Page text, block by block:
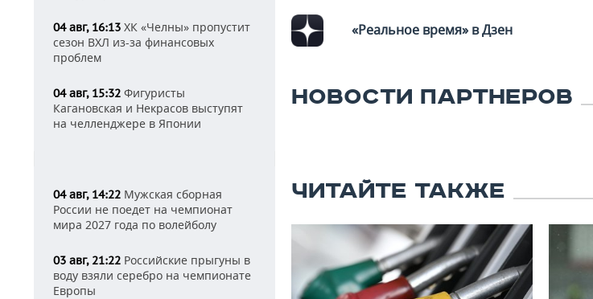
04 авг, 16:13 ХК «Челны» пропустит
сезон ВХЛ из-за финансовых
проблем
04 авг, 15:32 Фигуристы
Кагановская и Некрасов выступят
на челленджере в Японии
04 авг, 14:22 Мужская сборная
России не поедет на чемпионат
мира 2027 года по волейболу
03 авг, 21:22 Российские прыгуны в
воду взяли серебро на чемпионате
Европы
«Реальное время» в Дзен
НОВОСТИ ПАРТНЕРОВ
ЧИТАЙТЕ ТАКЖЕ